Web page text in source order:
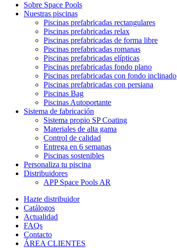
Sobre Space Pools
Nuestras piscinas
Piscinas prefabricadas rectangulares
Piscinas prefabricadas relax
Piscinas prefabricadas de forma libre
Piscinas prefabricadas romanas
Piscinas prefabricadas elípticas
Piscinas prefabricadas fondo plano
Piscinas prefabricadas con fondo inclinado
Piscinas prefabricadas con persiana
Piscinas Bag
Piscinas Autoportante
Sistema de fabricación
Sistema propio SP Coating
Materiales de alta gama
Control de calidad
Entrega en 6 semanas
Piscinas sostenibles
Personaliza tu piscina
Distribuidores
APP Space Pools AR
Hazte distribuidor
Catálogos
Actualidad
FAQs
Contacto
ÁREA CLIENTES